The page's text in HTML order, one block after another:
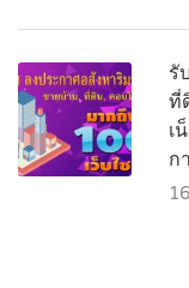
รั
ที่
เ
ก